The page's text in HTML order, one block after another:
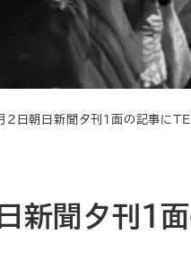
2日朝日新聞夕刊1面の記事に
新聞夕刊1